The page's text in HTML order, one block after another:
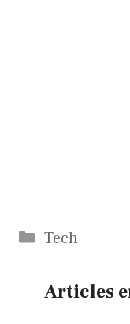
Catégories
Tech
Articles